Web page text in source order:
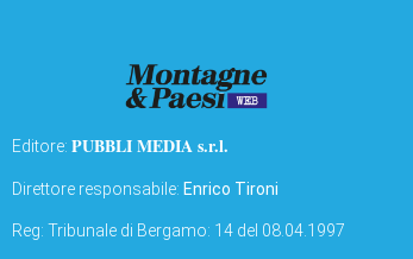
Editore: PUBBLI MEDIA s.r.l.
Direttore responsabile: Enrico Tironi
Reg: Tribunale di Bergamo: 14 del 08.04.1997